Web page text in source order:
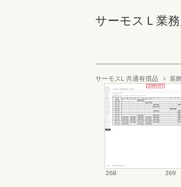
サーモスＬ業
サーモスL 共通有償品 装
268 269